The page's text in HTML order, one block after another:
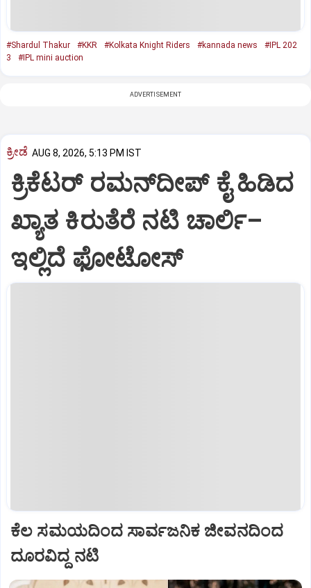
#Shardul Thakur #KKR #Kolkata Knight Riders #kannada news
#IPL 202
3
#IPL mini auction
ADVERTISEMENT
ಕ್ರೀಡೆ AUG 8, 2026, 5:13 PM IST
ಕ್ರಿಕೆಟರ್‌ ರಮನ್‌ದೀಪ್‌ ಕೈ ಹಿಡಿದ
ಖ್ಯಾತ ಕಿರುತೆರೆ ನಟಿ ಚಾರ್ಲಿ–
ಇಲ್ಲಿದೆ ಫೋಟೋಸ್
ಕೆಲ ಸಮಯದಿಂದ ಸಾರ್ವಜನಿಕ ಜೀವನದಿಂದ
ದೂರವಿದ್ದ ನಟಿ